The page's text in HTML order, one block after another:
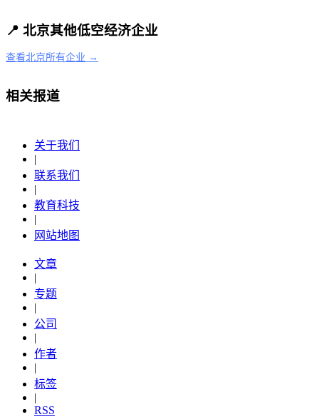
📍 北京其他低空经济企业
查看北京所有企业 →
相关报道
关于我们
|
联系我们
|
教育科技
|
网站地图
文章
|
专题
|
公司
|
作者
|
标签
|
RSS